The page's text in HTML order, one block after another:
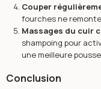
Couper
fourches ne
Massages du cuir
shampoing pour
une meilleure pousse.
Conclusion